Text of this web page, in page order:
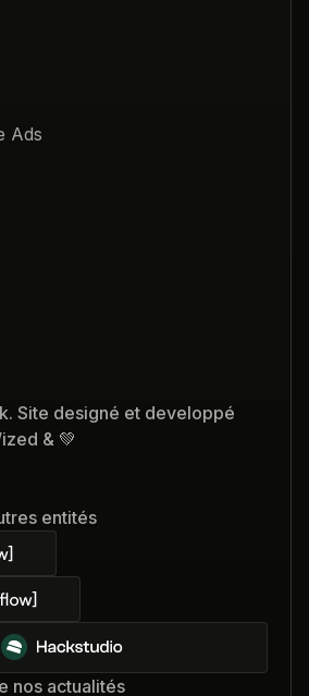
Ads
entités
nos actualités
Site designé et developpé
& 💚